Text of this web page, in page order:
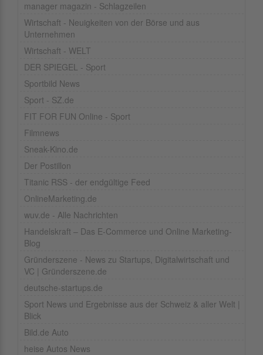
manager magazin - Schlagzeilen
Wirtschaft - Neuigkeiten von der Börse und aus
Unternehmen
Wirtschaft - WELT
DER SPIEGEL - Sport
Sportbild News
Sport - SZ.de
FIT FOR FUN Online - Sport
Filmnews
Sneak-Kino.de
Der Postillon
Titanic RSS - der endgültige Feed
OnlineMarketing.de
wuv.de - Alle Nachrichten
Handelskraft – Das E-Commerce und Online Marketing-
Blog
Gründerszene - News zu Startups, Digitalwirtschaft und
VC | Gründerszene.de
deutsche-startups.de
Sport News und Ergebnisse aus der Schweiz & aller Welt |
Blick
Bild.de Auto
heise Autos News